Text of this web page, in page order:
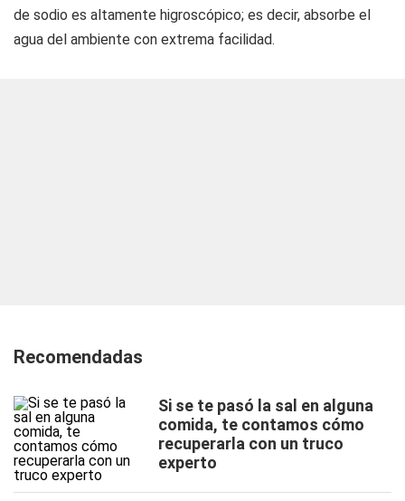
de sodio es altamente higroscópico; es decir, absorbe el
agua del ambiente con extrema facilidad.
Recomendadas
Si se te pasó la sal en alguna
comida, te contamos cómo
recuperarla con un truco
experto